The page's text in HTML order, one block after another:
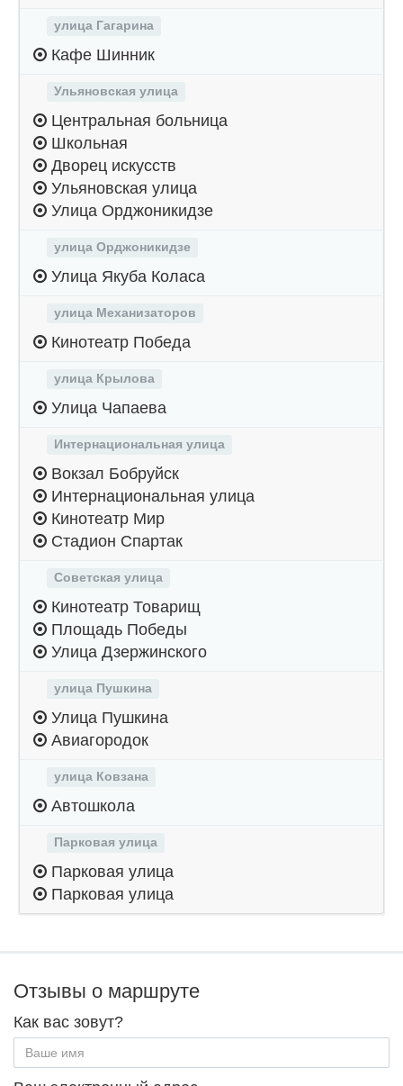
улица Гагарина
Кафе Шинник
Ульяновская улица
Центральная больница
Школьная
Дворец искусств
Ульяновская улица
Улица Орджоникидзе
улица Орджоникидзе
Улица Якуба Коласа
улица Механизаторов
Кинотеатр Победа
улица Крылова
Улица Чапаева
Интернациональная улица
Вокзал Бобруйск
Интернациональная улица
Кинотеатр Мир
Стадион Спартак
Советская улица
Кинотеатр Товарищ
Площадь Победы
Улица Дзержинского
улица Пушкина
Улица Пушкина
Авиагородок
улица Ковзана
Автошкола
Парковая улица
Парковая улица
Парковая улица
Отзывы о маршруте
Как вас зовут?